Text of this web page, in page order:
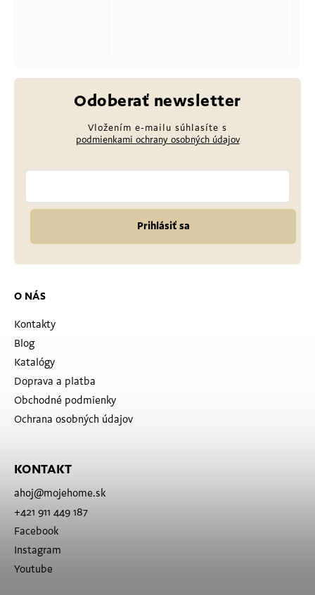
O NÁS
Kontakty
Blog
Katalógy
Doprava a platba
Obchodné podmienky
Ochrana osobných údajov
KONTAKT
ahoj@mojehome.sk
+421 911 449 187
Facebook
Instagram
Youtube
Odoberať newsletter
Vložením e-mailu súhlasíte s
podmienkami ochrany osobných údajov
Prihlásiť sa